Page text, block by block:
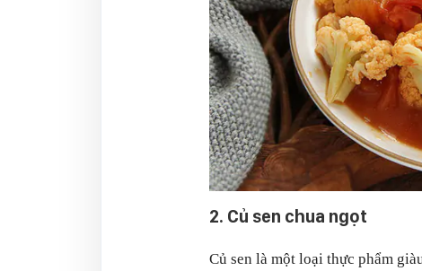
2. Củ sen chua ngọt
Củ sen là một loại thực phẩm